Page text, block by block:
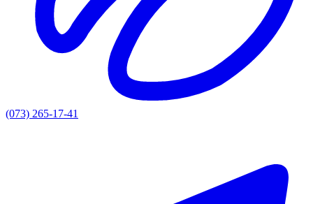
(073) 265-17-41